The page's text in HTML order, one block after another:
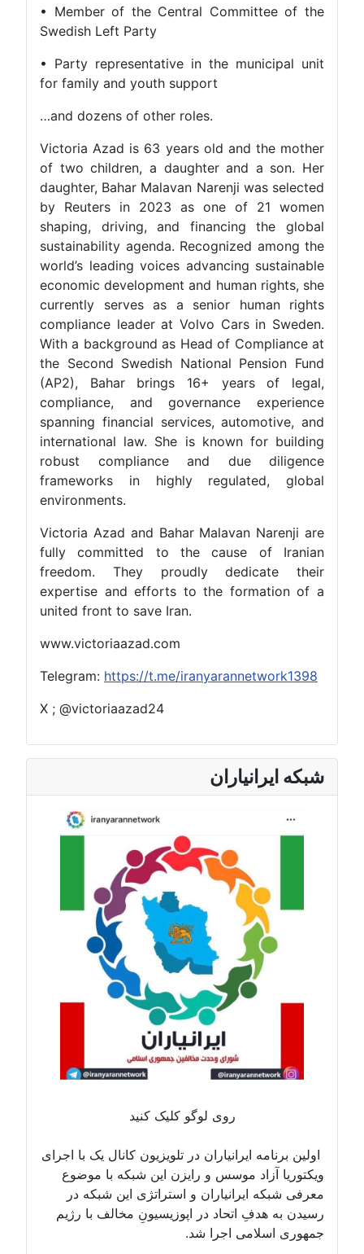
• Member of the Central Committee of the
Swedish Left Party
• Party representative in the municipal unit
for family and youth support
…and dozens of other roles.
Victoria Azad is 63 years old and the mother
of two children, a daughter and a son. Her
daughter, Bahar Malavan Narenji was selected
by Reuters in 2023 as one of 21 women
shaping, driving, and financing the global
sustainability agenda. Recognized among the
world’s leading voices advancing sustainable
economic development and human rights, she
currently serves as a senior human rights
compliance leader at Volvo Cars in Sweden.
With a background as Head of Compliance at
the Second Swedish National Pension Fund
(AP2), Bahar brings 16+ years of legal,
compliance, and governance experience
spanning financial services, automotive, and
international law. She is known for building
robust compliance and due diligence
frameworks in highly regulated, global
environments.
Victoria Azad and Bahar Malavan Narenji are
fully committed to the cause of Iranian
freedom. They proudly dedicate their
expertise and efforts to the formation of a
united front to save Iran.
www.victoriaazad.com
Telegram: https://t.me/iranyarannetwork1398
X ; @victoriaazad24
شبکه ایرانیاران
روی لوگو کلیک کنید
اولین برنامه ایرانیاران در تلویزیون کانال یک با اجرای
ویکتوریا آزاد موسس و رایزن این شبکه با موضوع
معرفی شبکه ایرانیاران و استراتژی این شبکه در
رسیدن به هدفِ اتحاد در اپوزیسیونِ مخالف با رژیم
جمهوری اسلامی اجرا شد.